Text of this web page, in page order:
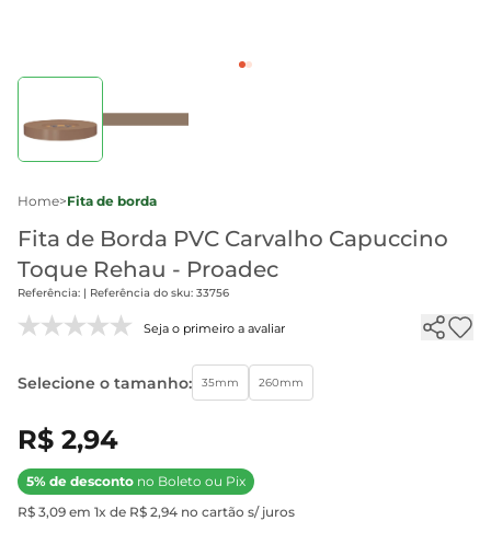
Home>Fita de borda
Fita de Borda PVC Carvalho Capuccino
Toque Rehau - Proadec
Referência: | Referência do sku: 33756
Seja o primeiro a avaliar
Selecione o tamanho: 35mm 260mm
R$ 2,94
5% de desconto no Boleto ou Pix
R$ 3,09 em 1x de R$ 2,94 no cartão s/ juros